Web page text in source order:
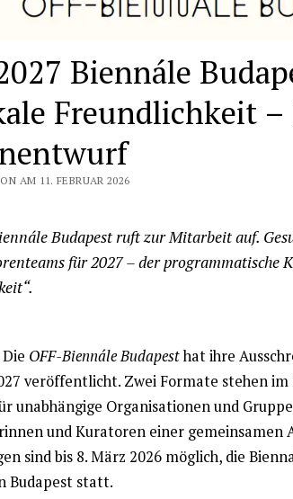
Biennále
Freundlichkeit
AM 11. FEBRUAR 2026
Budapest ruft zur Mitarbeit auf.
für 2027 – der programmatische
Die OFF-Biennále Budapesthat ihre
veröffentlicht. Zwei Formate stehen
unabhängige Organisationen und
und Kuratoren einer gemeinsamen
sind bis 8. März 2026 möglich, die
Budapest statt.